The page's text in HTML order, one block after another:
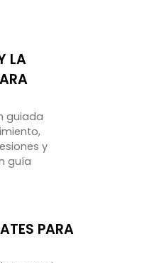
LA
guiada
y
guía
PARA